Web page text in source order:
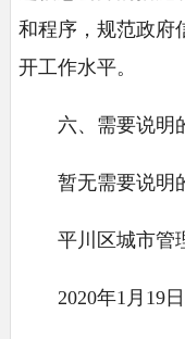
和程序，规范政府
开工作水平。
六、需要说明
暂无需要说明
平川区城市管
2020年1月19日